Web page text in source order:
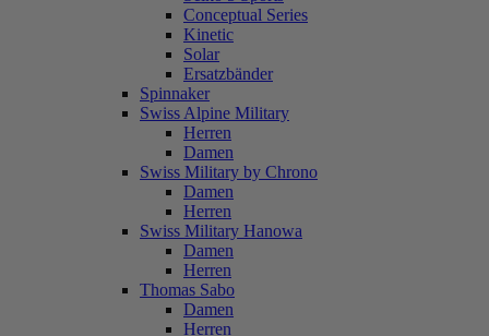
Conceptual Series
Kinetic
Solar
Ersatzbänder
Spinnaker
Swiss Alpine Military
Herren
Damen
Swiss Military by Chrono
Damen
Herren
Swiss Military Hanowa
Damen
Herren
Thomas Sabo
Damen
Herren